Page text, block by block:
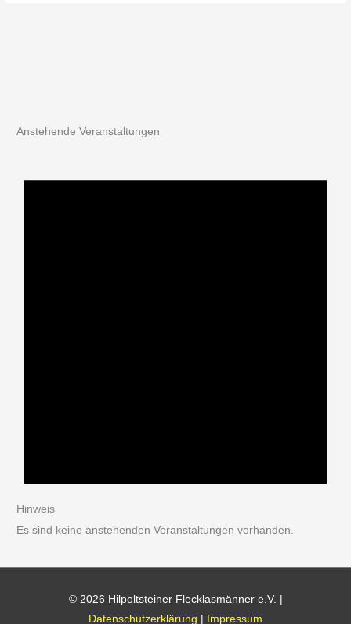
Anstehende Veranstaltungen
Hinweis
Es sind keine anstehenden Veranstaltungen vorhanden.
© 2026 Hilpoltsteiner Flecklasmänner e.V.
Datenschutzerklärung
Impressum